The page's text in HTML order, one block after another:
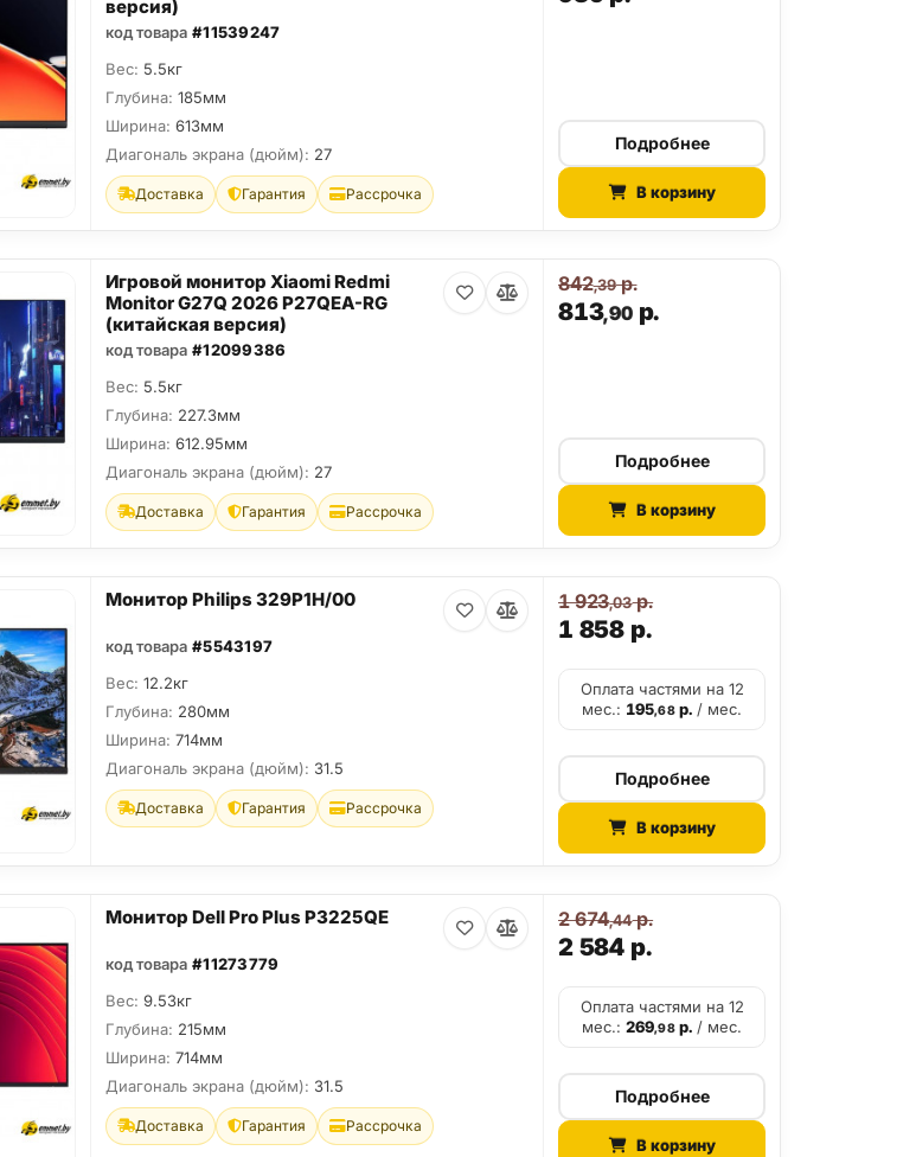
версия)
код товара #11539247
Вес: 5.5кг
Глубина: 185мм
Ширина: 613мм
Диагональ экрана (дюйм): 27
Доставка Гарантия Рассрочка
Подробнее
В корзину
Игровой монитор Xiaomi Redmi
Monitor G27Q 2026 P27QEA-RG
(китайская версия)
код товара #12099386
Вес: 5.5кг
Глубина: 227.3мм
Ширина: 612.95мм
Диагональ экрана (дюйм): 27
Доставка Гарантия Рассрочка
813,90р.
842,39р.
Подробнее
В корзину
Монитор Philips 329P1H/00
код товара #5543197
Вес: 12.2кг
Глубина: 280мм
Ширина: 714мм
Диагональ экрана (дюйм): 31.5
Доставка Гарантия Рассрочка
1 858 р.
1 923,03р.
Оплата частями на 12
мес.: 195,68р./ мес.
Подробнее
В корзину
Монитор Dell Pro Plus P3225QE
код товара #11273779
Вес: 9.53кг
Глубина: 215мм
Ширина: 714мм
Диагональ экрана (дюйм): 31.5
Доставка Гарантия Рассрочка
2 584 р.
2 674,44р.
Оплата частями на 12
мес.:269,98р./ мес.
Подробнее
В корзину